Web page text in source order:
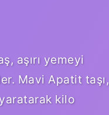
aşırı yemeyi
Mavi Apatit taşı,
kilo